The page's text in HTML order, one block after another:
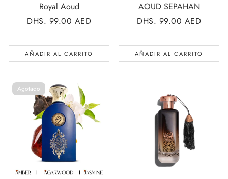
Royal Aoud
PRECIO
DHS. 99.00 AED
AÑADIR AL CARRITO
AOUD SEPAHAN
PRECIO
DHS. 99.00 AED
AÑADIR AL CARRITO
Agotado